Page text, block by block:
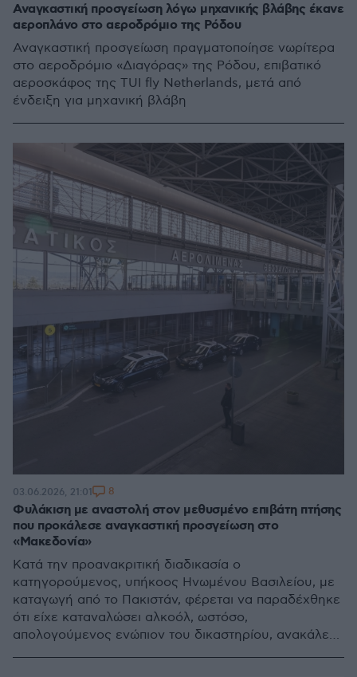
Αναγκαστική προσγείωση λόγω μηχανικής βλάβης έκανε
αεροπλάνο στο αεροδρόμιο της Ρόδου
Αναγκαστική προσγείωση πραγματοποίησε νωρίτερα
στο αεροδρόμιο «Διαγόρας» της Ρόδου, επιβατικό
αεροσκάφος της TUI fly Netherlands, μετά από
ένδειξη για μηχανική βλάβη
Φυλάκιση με αναστολή στον μεθυσμένο επιβάτη πτήσης
που προκάλεσε αναγκαστική προσγείωση στο
«Μακεδονία»
Κατά την προανακριτική διαδικασία ο
κατηγορούμενος, υπήκοος Ηνωμένου Βασιλείου, με
καταγωγή από το Πακιστάν, φέρεται να παραδέχθηκε
ότι είχε καταναλώσει αλκοόλ, ωστόσο,
απολογούμενος ενώπιον του δικαστηρίου, ανακάλεσε
03.06.2026, 21:01 8